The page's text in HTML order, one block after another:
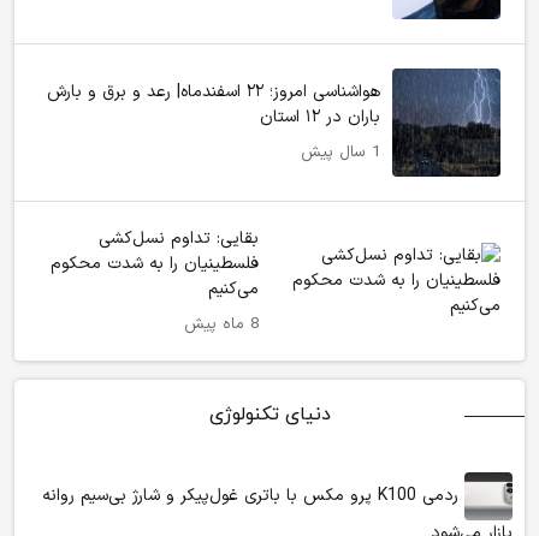
هواشناسی امروز؛ ۲۲ اسفندماه| رعد و برق و بارش
باران در ۱۲ استان
1 سال پیش
بقایی: تداوم نسل‌کشی
فلسطینیان را به شدت محکوم
می‌کنیم
8 ماه پیش
دنیای تکنولوژی
ردمی K100 پرو مکس با باتری غول‌پیکر و شارژ بی‌سیم روانه